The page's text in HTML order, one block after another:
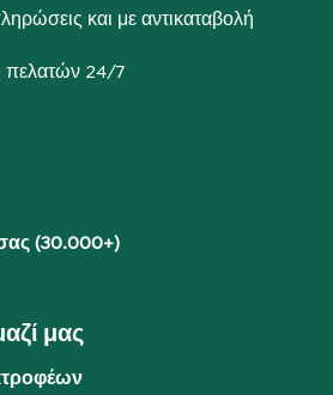
και με αντικαταβολή
πελατών 24/7
(30.000+)
μας